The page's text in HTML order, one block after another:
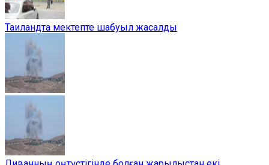
Таиландта мектепте шабуыл жасалды